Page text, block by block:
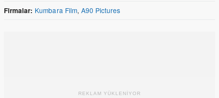
Firmalar: Kumbara Film, A90 Pictures
REKLAM YÜKLENİYOR